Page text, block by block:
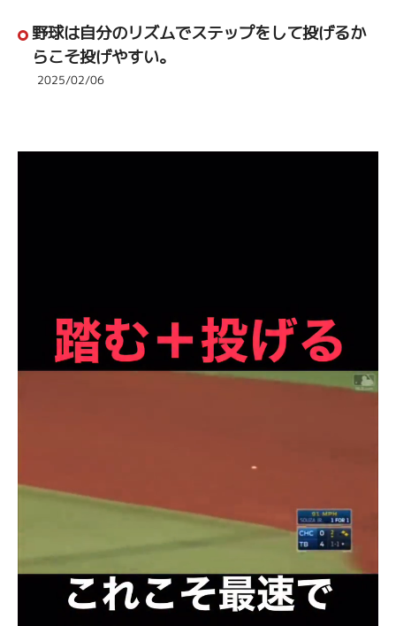
野球は自分のリズムでステップをして投げるか
らこそ投げやすい。
2025/02/06